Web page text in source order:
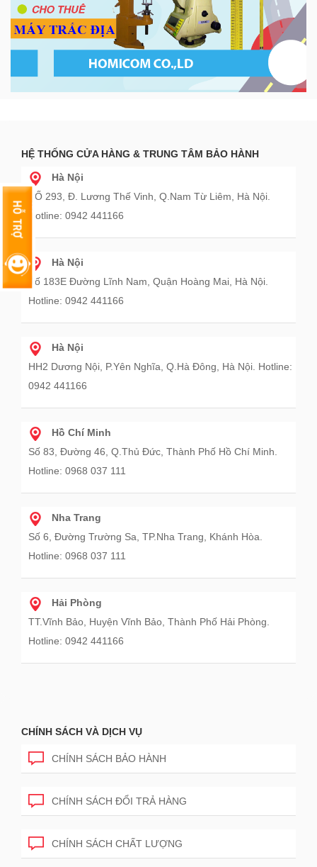
HỆ THỐNG CỬA HÀNG & TRUNG TÂM BẢO HÀNH
Hà Nội
SỐ 293, Đ. Lương Thế Vinh, Q.Nam Từ Liêm, Hà Nội.
Hotline: 0942 441166
Hà Nội
Số 183E Đường Lĩnh Nam, Quận Hoàng Mai, Hà Nội.
Hotline: 0942 441166
Hà Nội
HH2 Dương Nội, P.Yên Nghĩa, Q.Hà Đông, Hà Nội. Hotline:
0942 441166
Hồ Chí Minh
Số 83, Đường 46, Q.Thủ Đức, Thành Phố Hồ Chí Minh.
Hotline: 0968 037 111
Nha Trang
Số 6, Đường Trường Sa, TP.Nha Trang, Khánh Hòa.
Hotline: 0968 037 111
Hải Phòng
TT.Vĩnh Bảo, Huyện Vĩnh Bảo, Thành Phố Hải Phòng.
Hotline: 0942 441166
CHÍNH SÁCH VÀ DỊCH VỤ
CHÍNH SÁCH BẢO HÀNH
CHÍNH SÁCH ĐỔI TRẢ HÀNG
CHÍNH SÁCH CHẤT LƯỢNG